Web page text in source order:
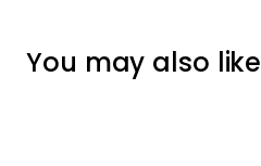
You may also like